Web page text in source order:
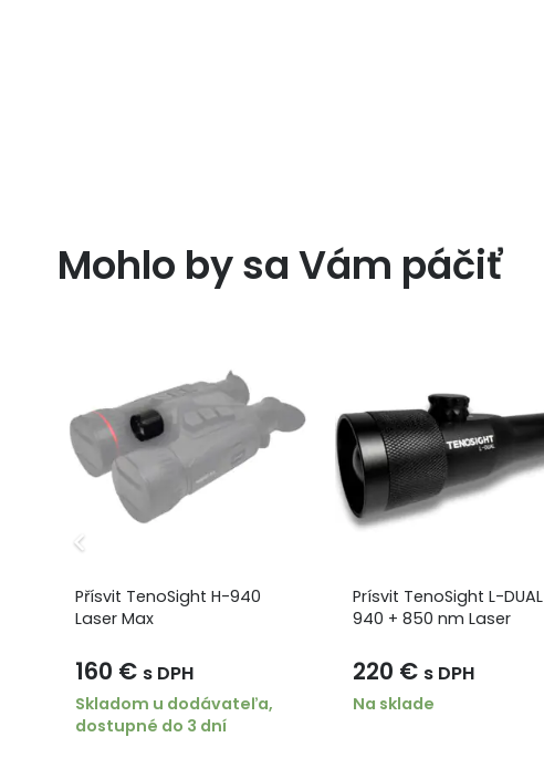
Mohlo by sa Vám páčiť
Přísvit TenoSight H-940
Laser Max
160 € s DPH
Skladom u dodávateľa,
dostupné do 3 dní
Prísvit TenoSight L-DUAL
940 + 850 nm Laser
220 € s DPH
Na sklade